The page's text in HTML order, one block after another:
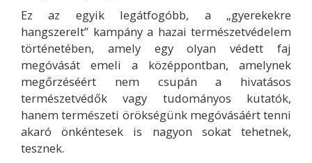
Ez az egyik legátfogóbb, a „gyerekekre
hangszerelt” kampány a hazai természetvédelem
történetében, amely egy olyan védett faj
megóvását emeli a középpontban, amelynek
megőrzéséért nem csupán a hivatásos
természetvédők vagy tudományos kutatók,
hanem természeti örökségünk megóvásáért tenni
akaró önkéntesek is nagyon sokat tehetnek,
tesznek.